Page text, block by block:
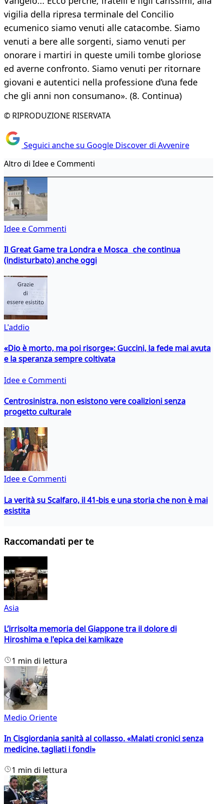
vigilia della ripresa terminale del Concilio
ecumenico siamo venuti alle catacombe. Siamo
venuti a bere alle sorgenti, siamo venuti per
onorare i martiri in queste umili tombe gloriose
ed averne confronto. Siamo venuti per ritornare
giovani e autentici nella professione d’una fede
che gli anni non consumano». (8. Continua)
© RIPRODUZIONE RISERVATA
Seguici anche su Google Discover di Avvenire
Altro di Idee e Commenti
Idee e Commenti
Il Great Game tra Londra e Mosca che continua
(indisturbato) anche oggi
L'addio
«Dio è morto, ma poi risorge»: Guccini, la fede mai avuta
e la speranza sempre coltivata
Idee e Commenti
Centrosinistra, non esistono vere coalizioni senza
progetto culturale
Idee e Commenti
La verità su Scalfaro, il 41-bis e una storia che non è mai
esistita
Raccomandati per te
Asia
L’irrisolta memoria del Giappone tra il dolore di
Hiroshima e l'epica dei kamikaze
1 min di lettura
Medio Oriente
In Cisgiordania sanità al collasso. «Malati cronici senza
medicine, tagliati i fondi»
1 min di lettura